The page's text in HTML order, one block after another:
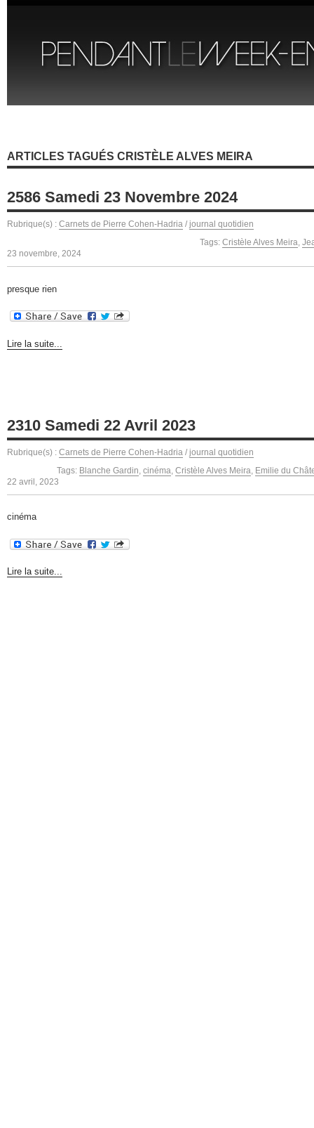
ARTICLES TAGUÉS CRISTÈLE ALVES MEIRA
2586 Samedi 23 Novembre 2024
Rubrique(s) : Carnets de Pierre Cohen-Hadria / journal quotidien
Tags: Cristèle Alves Meira,
23 novembre, 2024
presque rien
Lire la suite...
2310 Samedi 22 Avril 2023
Rubrique(s) : Carnets de Pierre Cohen-Hadria / journal quotidien
Tags: Blanche Gardin cinéma Cristèle Alves Meira Emilie du
22 avril, 2023
cinéma
Lire la suite...